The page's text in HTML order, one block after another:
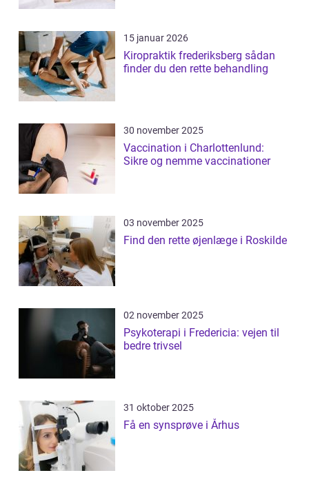
15 januar 2026
Kiropraktik frederiksberg sådan
finder du den rette behandling
30 november 2025
Vaccination i Charlottenlund:
Sikre og nemme vaccinationer
03 november 2025
Find den rette øjenlæge i Roskilde
02 november 2025
Psykoterapi i Fredericia: vejen til
bedre trivsel
31 oktober 2025
Få en synsprøve i Århus